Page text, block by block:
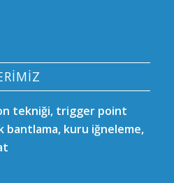
tekniği, trigger point
bantlama, kuru iğneleme,